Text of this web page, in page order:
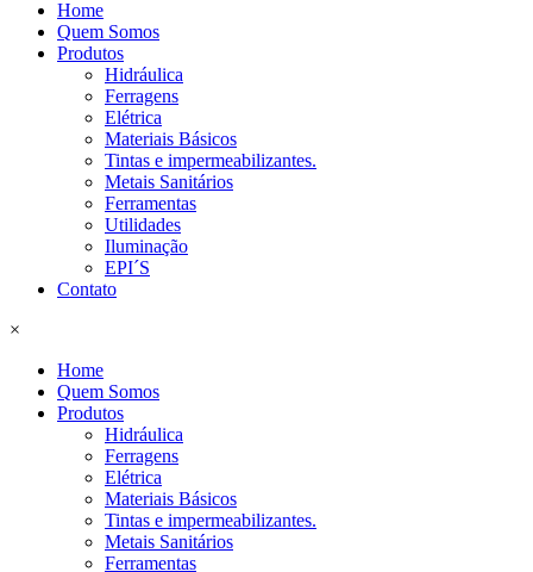
Home
Quem Somos
Produtos
Hidráulica
Ferragens
Elétrica
Materiais Básicos
Tintas e impermeabilizantes.
Metais Sanitários
Ferramentas
Utilidades
Iluminação
EPI´S
Contato
×
Home
Quem Somos
Produtos
Hidráulica
Ferragens
Elétrica
Materiais Básicos
Tintas e impermeabilizantes.
Metais Sanitários
Ferramentas